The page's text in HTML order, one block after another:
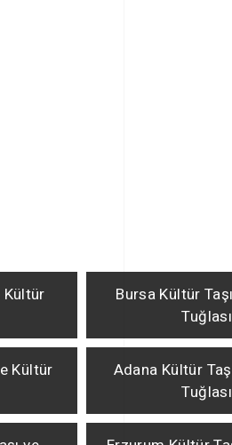
Kültür
Bursa Kültür
Tuğlası
Kültür
Adana Kültür
Tuğlası